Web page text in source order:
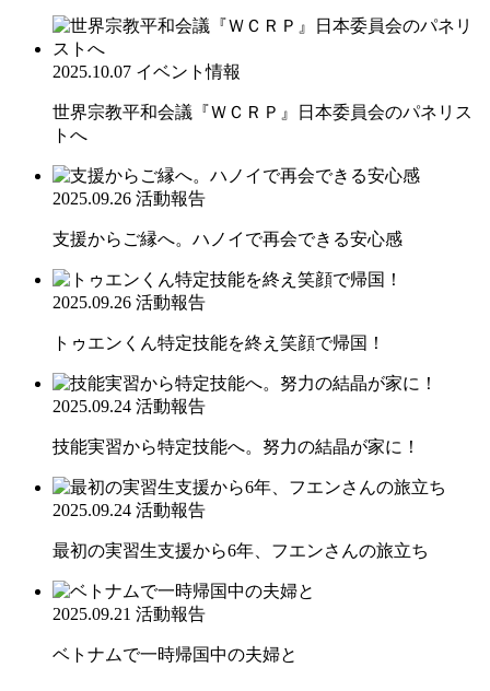
2025.10.07 イベント情報
世界宗教平和会議『ＷＣＲＰ』日本委員会のパネリス
トへ
2025.09.26 活動報告
支援からご縁へ。ハノイで再会できる安心感
2025.09.26 活動報告
トゥエンくん特定技能を終え笑顔で帰国！
2025.09.24 活動報告
技能実習から特定技能へ。努力の結晶が家に！
2025.09.24 活動報告
最初の実習生支援から6年、フエンさんの旅立ち
2025.09.21 活動報告
ベトナムで一時帰国中の夫婦と